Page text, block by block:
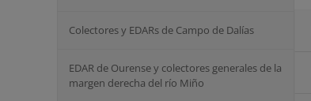
Colectores y EDARs de Campo de Dalías
EDAR de Ourense y colectores generales de la
margen derecha del río Miño